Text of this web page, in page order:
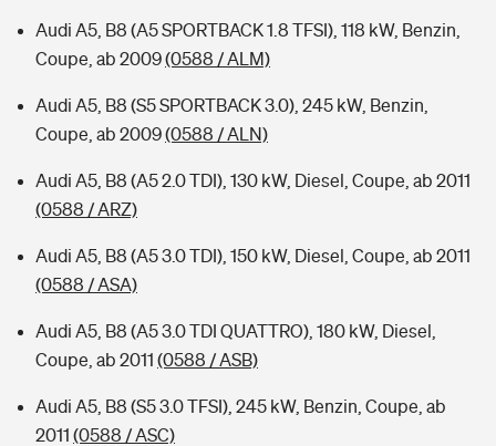
Audi A5, B8 (A5 SPORTBACK 1.8 TFSI), 118 kW, Benzin,
Coupe, ab 2009(0588 / ALM)
Audi A5, B8 (S5 SPORTBACK 3.0), 245 kW, Benzin,
Coupe, ab 2009(0588 / ALN)
Audi A5, B8 (A5 2.0 TDI), 130 kW, Diesel, Coupe, ab 2011
(0588 / ARZ)
Audi A5, B8 (A5 3.0 TDI), 150 kW, Diesel, Coupe, ab 2011
(0588 / ASA)
Audi A5, B8 (A5 3.0 TDI QUATTRO), 180 kW, Diesel,
Coupe, ab 2011 (0588 / ASB)
Audi A5, B8 (S5 3.0 TFSI), 245 kW, Benzin, Coupe, ab
2011 (0588 / ASC)